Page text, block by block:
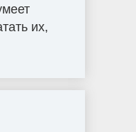
их,